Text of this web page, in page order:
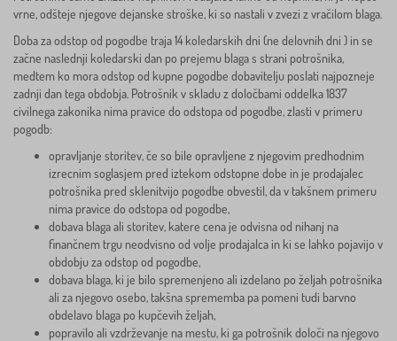
vrne, odšteje njegove dejanske stroške, ki so nastali v zvezi z vračilom blaga.
Doba za odstop od pogodbe traja 14 koledarskih dni (ne delovnih dni ) in se
začne naslednji koledarski dan po prejemu blaga s strani potrošnika,
medtem ko mora odstop od kupne pogodbe dobavitelju poslati najpozneje
zadnji dan tega obdobja. Potrošnik v skladu z določbami oddelka 1837
civilnega zakonika nima pravice do odstopa od pogodbe, zlasti v primeru
pogodb:
opravljanje storitev, če so bile opravljene z njegovim predhodnim
izrecnim soglasjem pred iztekom odstopne dobe in je prodajalec
potrošnika pred sklenitvijo pogodbe obvestil, da v takšnem primeru
nima pravice do odstopa od pogodbe,
dobava blaga ali storitev, katere cena je odvisna od nihanj na
finančnem trgu neodvisno od volje prodajalca in ki se lahko pojavijo v
obdobju za odstop od pogodbe,
dobava blaga, ki je bilo spremenjeno ali izdelano po željah potrošnika
ali za njegovo osebo, takšna sprememba pa pomeni tudi barvno
obdelavo blaga po kupčevih željah,
popravilo ali vzdrževanje na mestu, ki ga potrošnik določi na njegovo